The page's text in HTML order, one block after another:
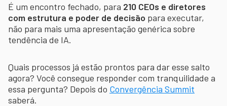
É um encontro fechado, para 210 CEOs e diretores
com estrutura e poder de decisão para executar,
não para mais uma apresentação genérica sobre
tendência de IA.
Quais processos já estão prontos para dar esse salto
agora? Você consegue responder com tranquilidade a
essa pergunta? Depois do Convergência Summit
saberá.